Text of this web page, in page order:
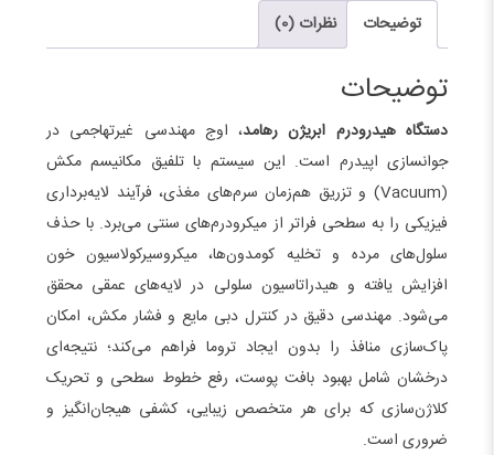
توضیحات نظرات (0)
توضیحات
دستگاه هیدرودرم ابریژن رهامد، اوج مهندسی غیرتهاجمی در
جوانسازی اپیدرم است. این سیستم با تلفیق مکانیسم مکش
(Vacuum) و تزریق هم‌زمان سرم‌های مغذی، فرآیند لایه‌برداری
فیزیکی را به سطحی فراتر از میکرودرم‌های سنتی می‌برد. با حذف
سلول‌های مرده و تخلیه کومدون‌ها، میکروسیرکولاسیون خون
افزایش یافته و هیدراتاسیون سلولی در لایه‌های عمقی محقق
می‌شود. مهندسی دقیق در کنترل دبی مایع و فشار مکش، امکان
پاک‌سازی منافذ را بدون ایجاد تروما فراهم می‌کند؛ نتیجه‌ای
درخشان شامل بهبود بافت پوست، رفع خطوط سطحی و تحریک
کلاژن‌سازی که برای هر متخصص زیبایی، کشفی هیجان‌انگیز و
ضروری است.